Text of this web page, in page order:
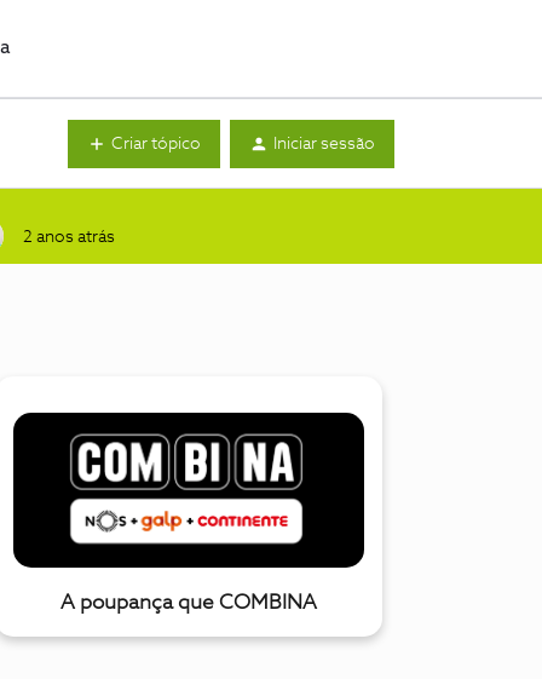
Criar tópico Iniciar sessão
2 anos atrás
A poupança que COMBINA